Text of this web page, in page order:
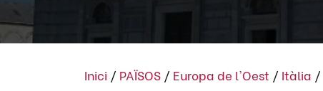
Inici / PAÏSOS / Europa de l'Oest / Itàlia /